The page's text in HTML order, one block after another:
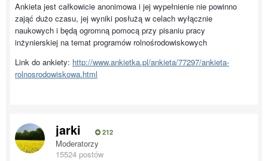
Ankieta jest całkowicie anonimowa i jej wypełnienie nie powinno
zająć dużo czasu, jej wyniki posłużą w celach wyłącznie
naukowych i będą ogromną pomocą przy pisaniu pracy
inżynierskiej na temat programów rolnośrodowiskowych
Link do ankiety: http://www.ankietka.pl/ankieta/77297/ankieta-
rolnosrodowiskowa.html
jarki 212
Moderatorzy
15524 postów